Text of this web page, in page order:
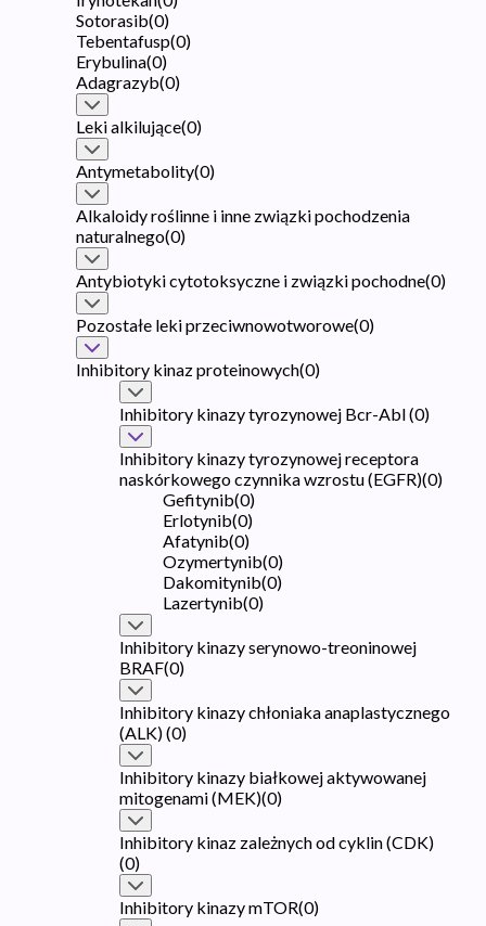
Sotorasib(0)
Tebentafusp(0)
Erybulina(0)
Adagrazyb(0)
Leki alkilujące(0)
Antymetabolity(0)
Alkaloidy roślinne i inne związki pochodzenia
naturalnego(0)
Antybiotyki cytotoksyczne i związki pochodne(0)
Pozostałe leki przeciwnowotworowe(0)
Inhibitory kinaz proteinowych(0)
Inhibitory kinazy tyrozynowej Bcr-Abl(0)
Inhibitory kinazy tyrozynowej receptora
naskórkowego czynnika wzrostu (EGFR)(0)
Gefitynib(0)
Erlotynib(0)
Afatynib(0)
Ozymertynib(0)
Dakomitynib(0)
Lazertynib(0)
Inhibitory kinazy serynowo-treoninowej
BRAF(0)
Inhibitory kinazy chłoniaka anaplastycznego
(ALK)(0)
Inhibitory kinazy białkowej aktywowanej
mitogenami (MEK)(0)
Inhibitory kinaz zależnych od cyklin (CDK)
(0)
Inhibitory kinazy mTOR(0)